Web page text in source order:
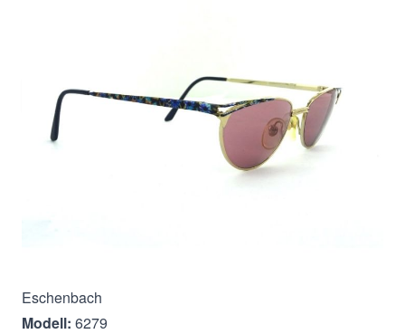
Menge
Eschenbach
Modell: 6279